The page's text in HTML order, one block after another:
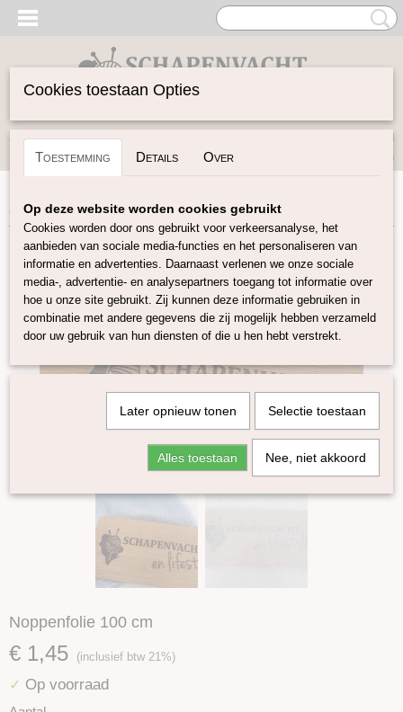
Inloggen Registreren
(0)
Home>Vilten>Folie / Gaas>Noppenfolie 100 cm
Noppenfolie 100 cm
€ 1,45 (inclusief btw 21%)
✓ Op voorraad
Cookies toestaan Opties
Toestemming Details Over
Op deze website worden cookies gebruikt
Cookies worden door ons gebruikt voor verkeersanalyse, het
aanbieden van sociale media-functies en het personaliseren van
informatie en advertenties. Daarnaast verlenen we onze sociale
media-, advertentie- en analysepartners toegang tot informatie over
hoe u onze site gebruikt. Zij kunnen deze informatie gebruiken in
combinatie met andere gegevens die zij mogelijk hebben verzameld
door uw gebruik van hun diensten of die u hen hebt verstrekt.
Later opnieuw tonen Selectie toestaan
Alles toestaan Nee, niet akkoord